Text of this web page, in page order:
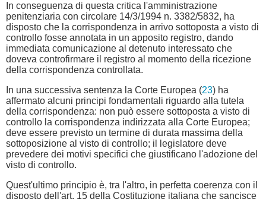
In conseguenza di questa critica l'amministrazione
penitenziaria con circolare 14/3/1994 n. 3382/5832, ha
disposto che la corrispondenza in arrivo sottoposta a visto di
controllo fosse annotata in un apposito registro, dando
immediata comunicazione al detenuto interessato che
doveva controfirmare il registro al momento della ricezione
della corrispondenza controllata.
In una successiva sentenza la Corte Europea (23) ha
affermato alcuni principi fondamentali riguardo alla tutela
della corrispondenza: non può essere sottoposta a visto di
controllo la corrispondenza indirizzata alla Corte Europea;
deve essere previsto un termine di durata massima della
sottoposizione al visto di controllo; il legislatore deve
prevedere dei motivi specifici che giustificano l'adozione del
visto di controllo.
Quest'ultimo principio è, tra l'altro, in perfetta coerenza con il
disposto dell'art. 15 della Costituzione italiana che sancisce